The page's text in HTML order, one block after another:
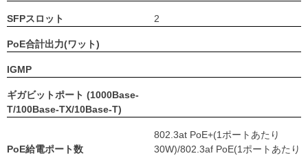
SFPスロット 2
PoE合計出力(ワット)
IGMP
ギガビットポート (1000Base-
T/100Base-TX/10Base-T)
PoE給電ポート数
802.3at PoE+(1ポートあたり
30W)/802.3af PoE(1ポートあたり